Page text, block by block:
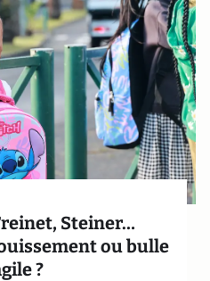
Steiner…
ou bulle
?